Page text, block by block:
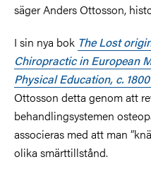
säger Anders Ottosson,
I sin nya bok The Lost
Chiropractic in European
Physical Education, c.
Ottosson detta genom att
behandlingsystemen
associeras med att man
olika smärttillstånd.